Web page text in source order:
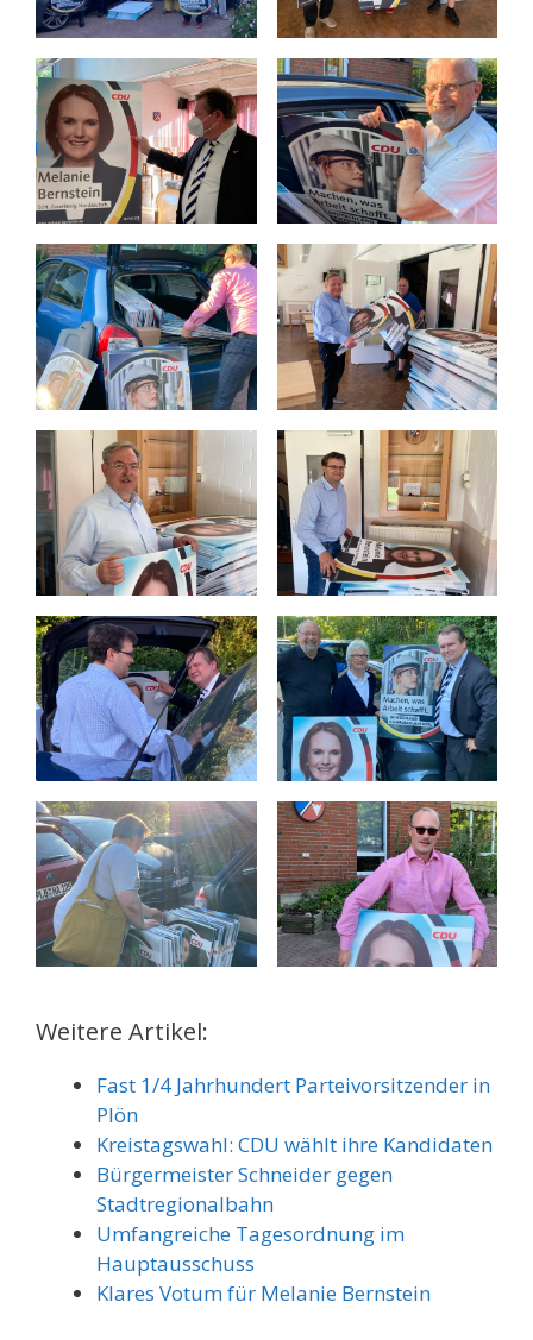
Weitere Artikel:
Fast 1/4 Jahrhundert Parteivorsitzender in
Plön
Kreistagswahl: CDU wählt ihre Kandidaten
Bürgermeister Schneider gegen
Stadtregionalbahn
Umfangreiche Tagesordnung im
Hauptausschuss
Klares Votum für Melanie Bernstein